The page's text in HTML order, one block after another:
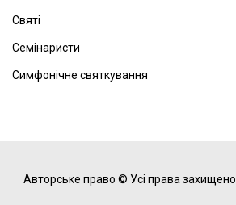
Святі
Семінаристи
Симфонічне святкування
Авторське право © Усі права захищено.